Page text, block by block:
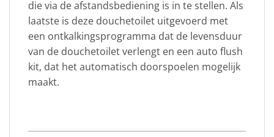
die via de afstandsbediening is in te stellen. Als
laatste is deze douchetoilet uitgevoerd met
een ontkalkingsprogramma dat de levensduur
van de douchetoilet verlengt en een auto flush
kit, dat het automatisch doorspoelen mogelijk
maakt.